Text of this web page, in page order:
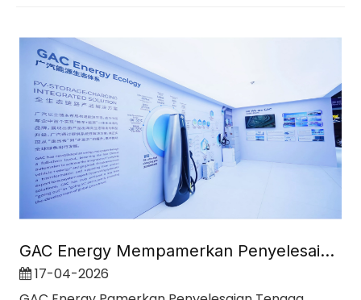
GAC Energy Mempamerkan Penyelesaian Tenaga Senario Penuh di Pameran Canton ke-139
17-04-2026